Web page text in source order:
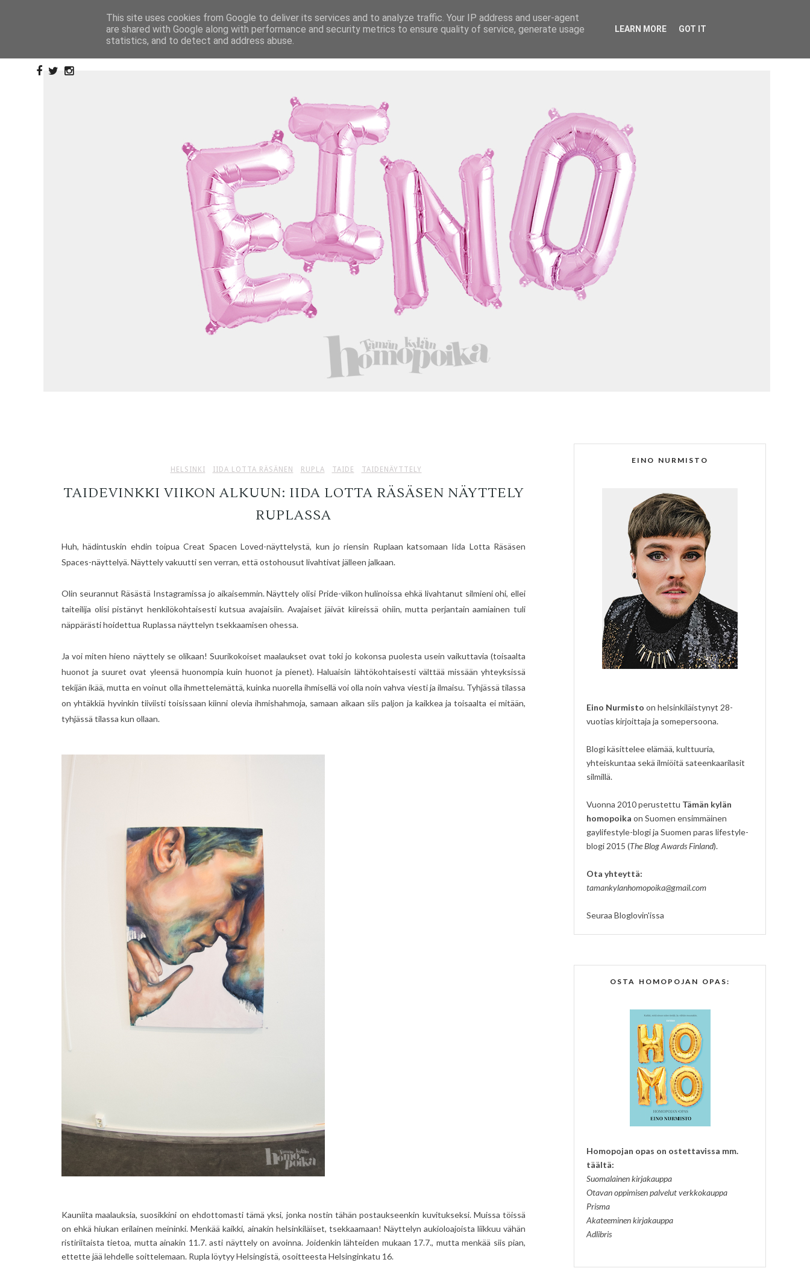
HELSINKI IIDA LOTTA RÄSÄNEN RUPLA TAIDE TAIDENÄYTTELY
TAIDEVINKKI VIIKON ALKUUN: IIDA LOTTA RÄSÄSEN NÄYTTELY
RUPLASSA
Huh, hädintuskin ehdin toipua Creat Spacen Loved-näyttelystä, kun jo riensin Ruplaan katsomaan Iida Lotta Räsäsen
Spaces-näyttelyä. Näyttely vakuutti sen verran, että ostohousut livahtivat jälleen jalkaan.
Olin seurannut Räsästä Instagramissa jo aikaisemmin. Näyttely olisi Pride-viikon hulinoissa ehkä livahtanut silmieni ohi, ellei
taiteilija olisi pistänyt henkilökohtaisesti kutsua avajaisiin. Avajaiset jäivät kiireissä ohiin, mutta perjantain aamiainen tuli
näppärästi hoidettua Ruplassa näyttelyn tsekkaamisen ohessa.
Ja voi miten hieno näyttely se olikaan! Suurikokoiset maalaukset ovat toki jo kokonsa puolesta usein vaikuttavia (toisaalta
huonot ja suuret ovat yleensä huonompia kuin huonot ja pienet). Haluaisin lähtökohtaisesti välttää missään yhteyksissä
tekijän ikää, mutta en voinut olla ihmettelemättä, kuinka nuorella ihmisellä voi olla noin vahva viesti ja ilmaisu. Tyhjässä tilassa
on yhtäkkiä hyvinkin tiiviisti toisissaan kiinni olevia ihmishahmoja, samaan aikaan siis paljon ja kaikkea ja toisaalta ei mitään,
tyhjässä tilassa kun ollaan.
Kauniita maalauksia, suosikkini on ehdottomasti tämä yksi, jonka nostin tähän postaukseenkin kuvitukseksi. Muissa töissä
on ehkä hiukan erilainen meininki. Menkää kaikki, ainakin helsinkiläiset, tsekkaamaan! Näyttelyn aukioloajoista liikkuu vähän
ristiriitaista tietoa, mutta ainakin 11.7. asti näyttely on avoinna. Joidenkin lähteiden mukaan 17.7., mutta menkää siis pian,
ettette jää lehdelle soittelemaan. Rupla löytyy Helsingistä, osoitteesta Helsinginkatu 16.
EINO NURMISTO
Eino Nurmisto on helsinkiläistynyt 28-
vuotias kirjoittaja ja somepersoona.
Blogi käsittelee elämää, kulttuuria,
yhteiskuntaa sekä ilmiöitä sateenkaarilasit
silmillä.
Vuonna 2010 perustettu Tämän kylän
homopoika on Suomen ensimmäinen
gaylifestyle-blogi ja Suomen paras lifestyle-
blogi 2015 (The Blog Awards Finland).
Ota yhteyttä:
tamankylanhomopoika@gmail.com
Seuraa Bloglovin'issa
OSTA HOMOPOJAN OPAS:
Homopojan opas on ostettavissa mm.
täältä:
Suomalainen kirjakauppa
Otavan oppimisen palvelut verkkokauppa
Prisma
Akateeminen kirjakauppa
Adlibris
This site uses cookies from Google to deliver its services and to analyze traffic. Your IP address and user-agent
are shared with Google along with performance and security metrics to ensure quality of service, generate usage
statistics, and to detect and address abuse.
LEARN MORE GOT IT